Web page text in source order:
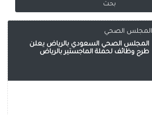
المجلس الصحي
المجلس الصحي السعودي بالرياض يعلن
طرح وظائف لحملة الماجستير بالرياض